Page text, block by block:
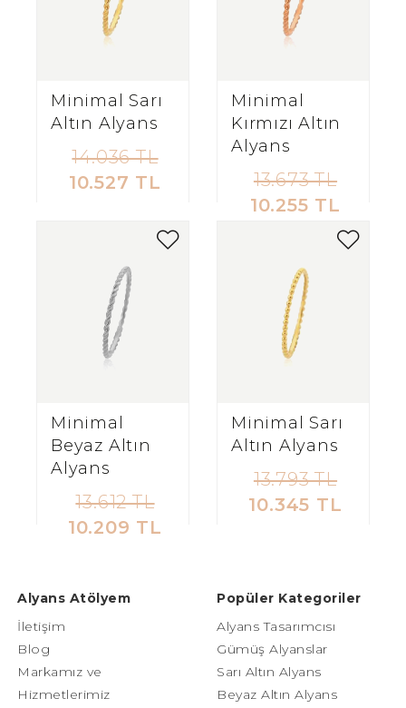
Minimal Sarı
Altın Alyans
14.036 TL
10.527 TL
Minimal
Kırmızı Altın
Alyans
13.673 TL
10.255 TL
Minimal
Beyaz Altın
Alyans
13.612 TL
10.209 TL
Minimal Sarı
Altın Alyans
13.793 TL
10.345 TL
Alyans Atölyem
İletişim
Blog
Markamız ve
Hizmetlerimiz
Popüler Kategoriler
Alyans Tasarımcısı
Gümüş Alyanslar
Sarı Altın Alyans
Beyaz Altın Alyans